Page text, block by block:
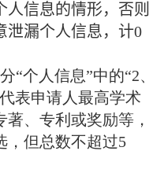
人信息的情形，否则
泄漏个人信息，计0
“个人信息”中的“2、
表申请人最高学术
、专利或奖励等，
，但总数不超过5